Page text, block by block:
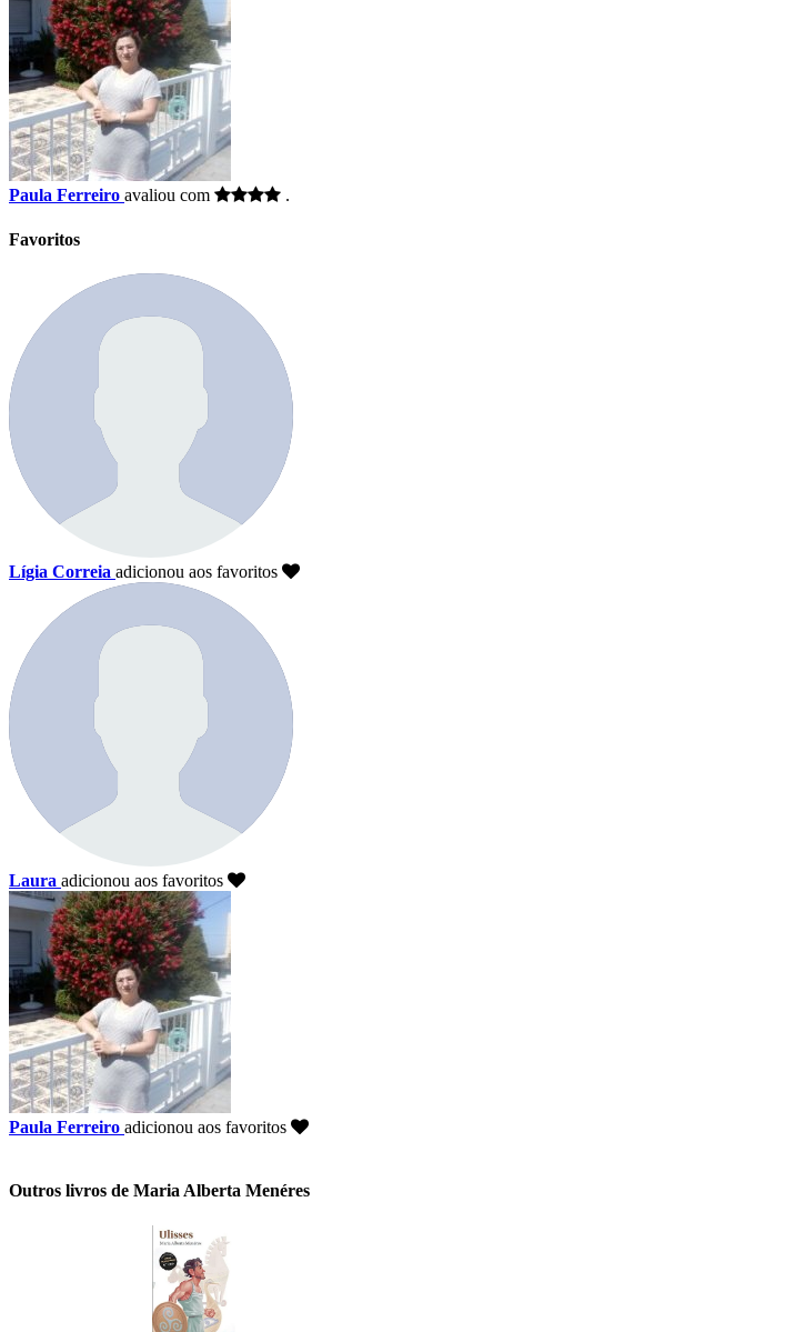
Paula Ferreiro avaliou com .
Favoritos
Lígia Correia adicionou aos favoritos
Laura adicionou aos favoritos
Paula Ferreiro adicionou aos favoritos
Outros livros de Maria Alberta Menéres